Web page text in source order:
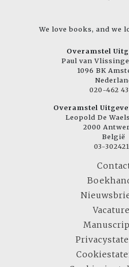
We love books, and we
Overamstel
Paul van
1096 BK
020-462
Overamstel
Leopold De
2000
België
03-